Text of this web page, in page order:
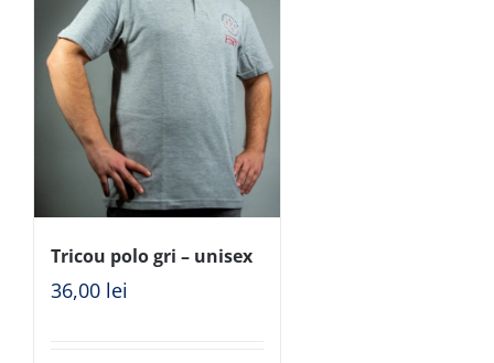
Tricou polo gri – unisex
36,00 lei